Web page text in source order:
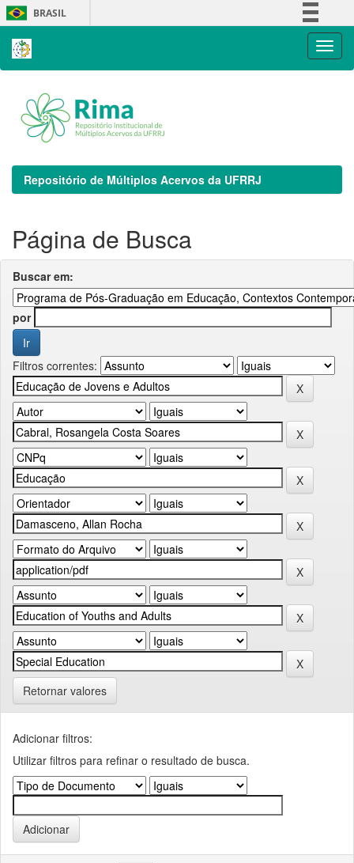
Skip
navigation
BRASIL
Repositório de Múltiplos Acervos da UFRRJ
Página de Busca
Buscar em:
por
Filtros correntes:
Retornar valores
Adicionar filtros:
Utilizar filtros para refinar o resultado de busca.